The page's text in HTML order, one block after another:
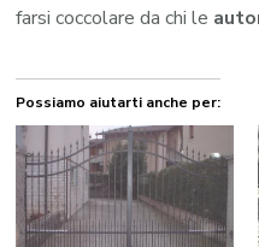
farsi coccolare da chi le
Possiamo aiutarti anche per: